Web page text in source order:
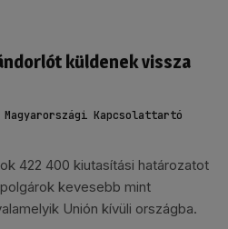
küldenek vissza
Kapcsolattartó
422 400 kiutasítási határozatot
kevesebb mint
Unión kívüli országba.